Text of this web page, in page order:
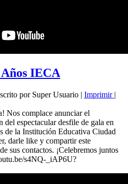
IECA
por Super Usuario | Imprimir |
Nos complace anunciar el
del espectacular desfile de gala en
de la Institución Educativa Ciudad
darle like y compartir este
sus contactos. ¡Celebremos juntos
s4NQ-_iAP6U?